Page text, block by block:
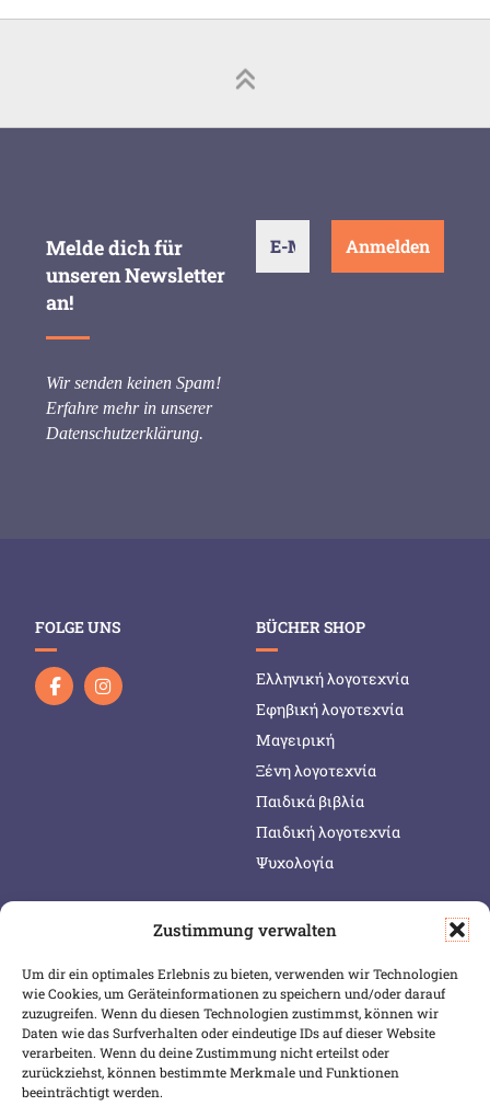
Zustimmung verwalten
Um dir ein optimales Erlebnis zu bieten, verwenden wir Technologien
wie Cookies, um Geräteinformationen zu speichern und/oder darauf
zuzugreifen. Wenn du diesen Technologien zustimmst, können wir
Daten wie das Surfverhalten oder eindeutige IDs auf dieser Website
verarbeiten. Wenn du deine Zustimmung nicht erteilst oder
zurückziehst, können bestimmte Merkmale und Funktionen
beeinträchtigt werden.
Melde dich für
unseren Newsletter
an!
Wir senden keinen Spam!
Erfahre mehr in unserer
Datenschutzerklärung.
FOLGE UNS BÜCHER SHOP
Ελληνική λογοτεχνία
Εφηβική λογοτεχνία
Μαγειρική
Ξένη λογοτεχνία
Παιδικά βιβλία
Παιδική λογοτεχνία
Ψυχολογία
SERVICE & INFOS
Warenkorb
Wunschliste
Mein Konto
Versand & Lieferung
SICHER BEZAHLEN